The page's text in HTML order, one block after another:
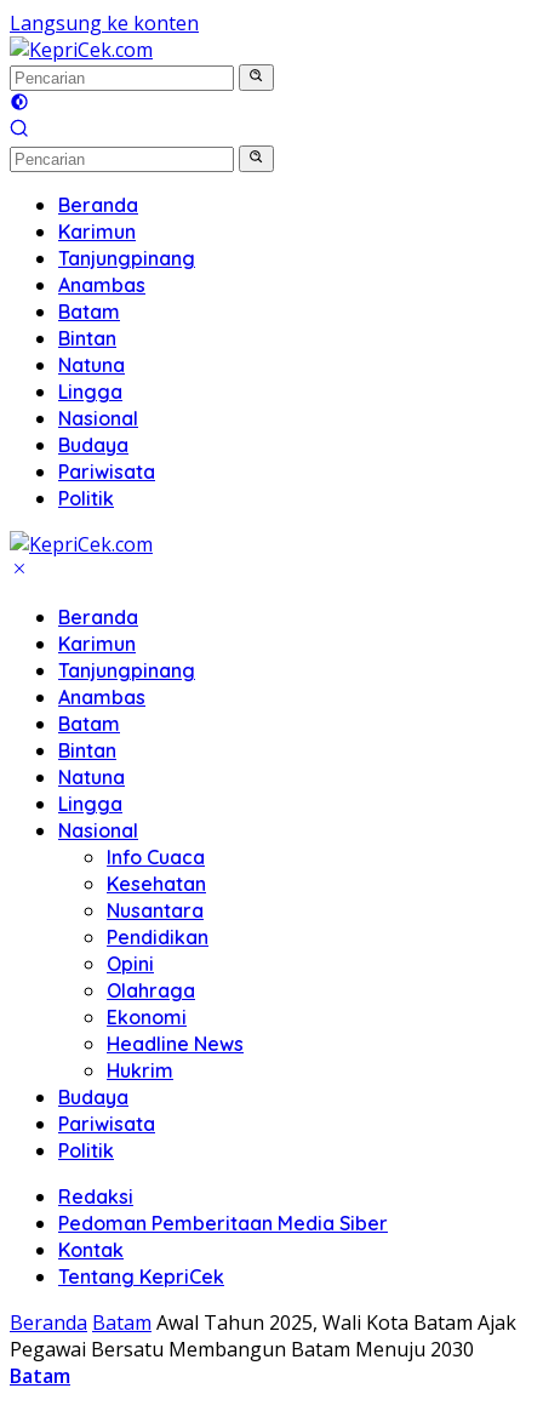
Langsung ke konten
Beranda
Karimun
Tanjungpinang
Anambas
Batam
Bintan
Natuna
Lingga
Nasional
Budaya
Pariwisata
Politik
Beranda
Karimun
Tanjungpinang
Anambas
Batam
Bintan
Natuna
Lingga
Nasional
Info Cuaca
Kesehatan
Nusantara
Pendidikan
Opini
Olahraga
Ekonomi
Headline News
Hukrim
Budaya
Pariwisata
Politik
Redaksi
Pedoman Pemberitaan Media Siber
Kontak
Tentang KepriCek
Beranda Batam Awal Tahun 2025, Wali Kota Batam Ajak
Pegawai Bersatu Membangun Batam Menuju 2030
Batam